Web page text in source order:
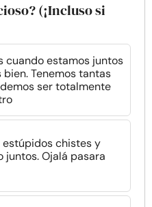
(¡Incluso si
cuando estamos juntos
Tenemos tantas
ser totalmente
estúpidos chistes y
juntos. Ojalá pasara